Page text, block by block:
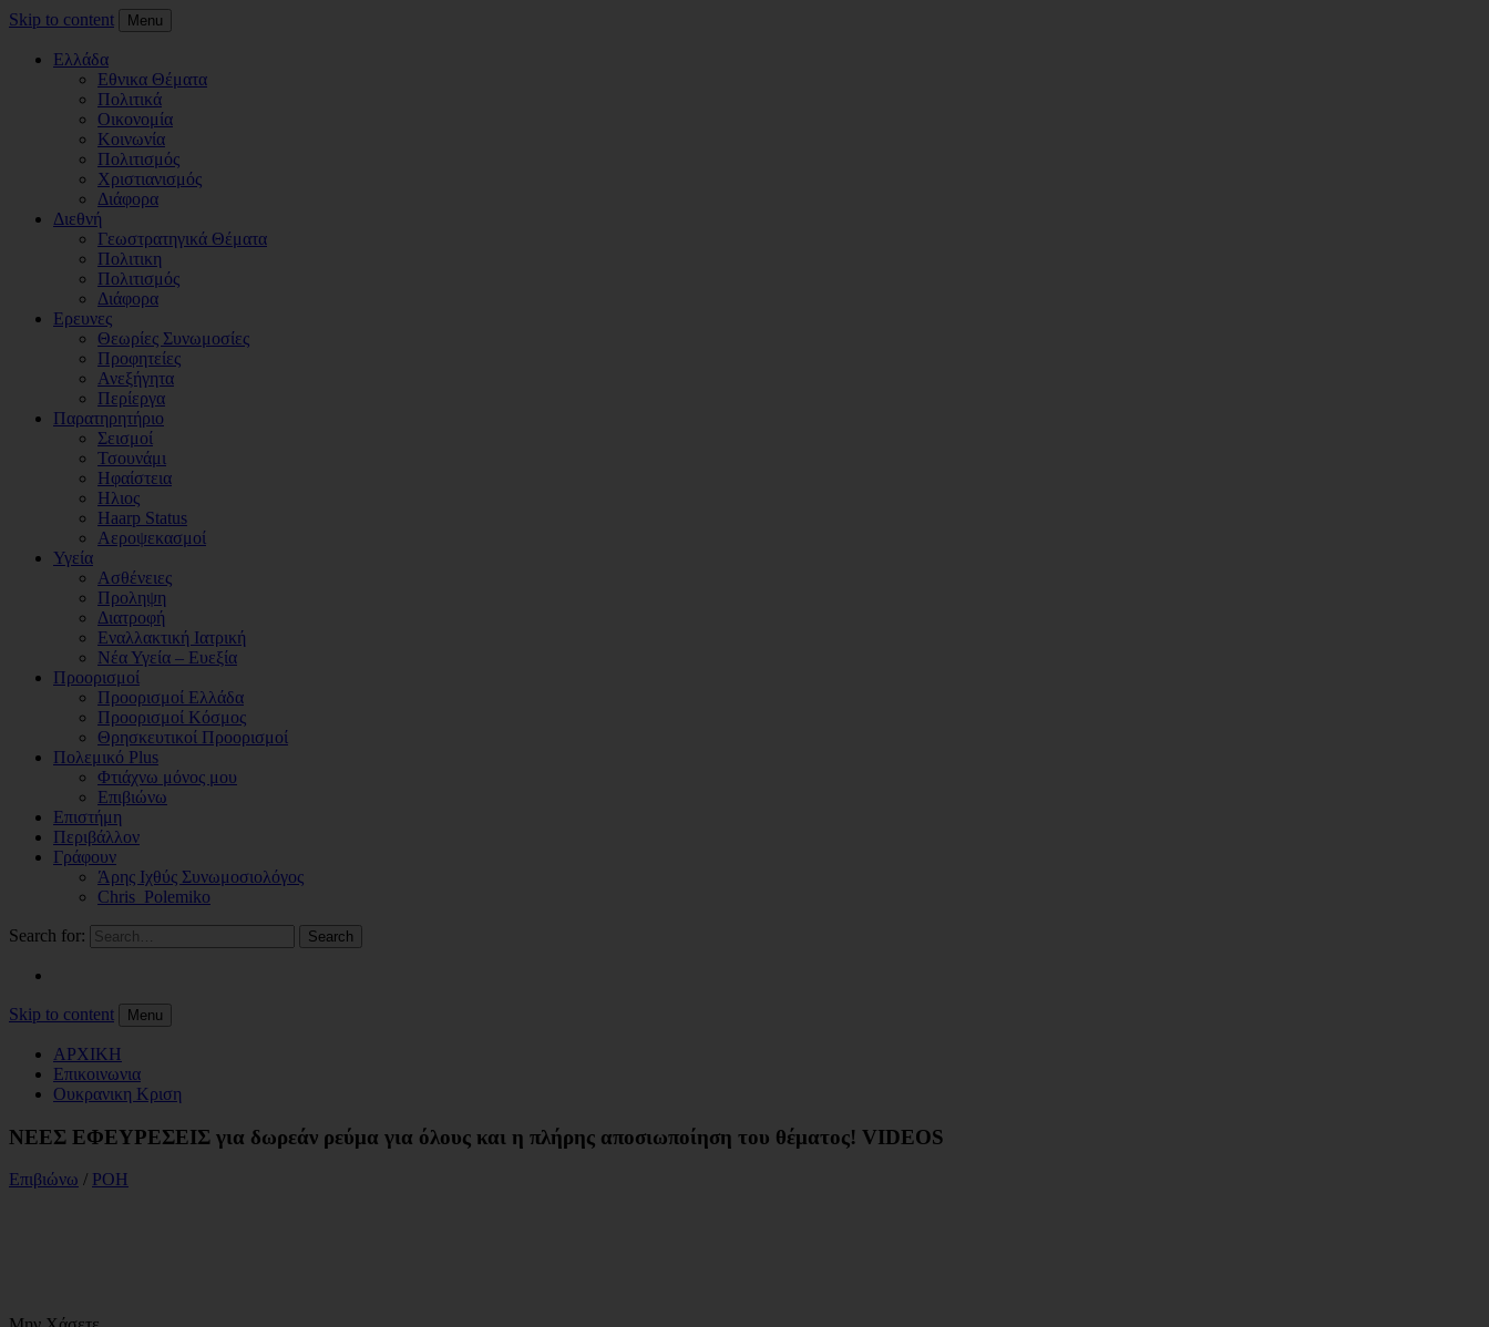
Skip to content Menu
Ελλάδα
Εθνικα Θέματα
Πολιτικά
Οικονομία
Κοινωνία
Πολιτισμός
Χριστιανισμός
Διάφορα
Διεθνή
Γεωστρατηγικά Θέματα
Πολιτικη
Πολιτισμός
Διάφορα
Ερευνες
Θεωρίες Συνωμοσίες
Προφητείες
Ανεξήγητα
Περίεργα
Παρατηρητήριο
Σεισμοί
Τσουνάμι
Ηφαίστεια
Ηλιος
Haarp Status
Αεροψεκασμοί
Υγεία
Ασθένειες
Προληψη
Διατροφή
Εναλλακτική Ιατρική
Νέα Υγεία – Ευεξία
Προορισμοί
Προορισμοί Ελλάδα
Προορισμοί Κόσμος
Θρησκευτικοί Προορισμοί
Πολεμικό Plus
Φτιάχνω μόνος μου
Επιβιώνω
Επιστήμη
Περιβάλλον
Γράφουν
Άρης Ιχθύς Συνωμοσιολόγος
Chris_Polemiko
Search for: Search
Skip to content Menu
ΑΡΧΙΚΗ
Επικοινωνια
Ουκρανικη Κριση
ΝΕΕΣ ΕΦΕΥΡΕΣΕΙΣ για δωρεάν ρεύμα για όλους και η πλήρης αποσιωποίηση του θέματος! VIDEOS
Επιβιώνω / ΡΟΗ